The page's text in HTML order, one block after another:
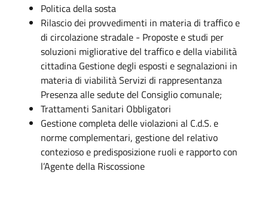
Politica della sosta
Rilascio dei provvedimenti in materia di traffico e
di circolazione stradale - Proposte e studi per
soluzioni migliorative del traffico e della viabilità
cittadina Gestione degli esposti e segnalazioni in
materia di viabilità Servizi di rappresentanza
Presenza alle sedute del Consiglio comunale;
Trattamenti Sanitari Obbligatori
Gestione completa delle violazioni al C.d.S. e
norme complementari, gestione del relativo
contezioso e predisposizione ruoli e rapporto con
l’Agente della Riscossione